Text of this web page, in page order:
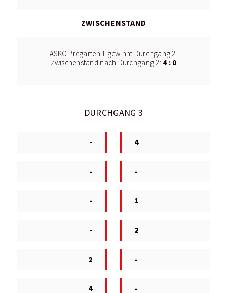
ZWISCHENSTAND
ASKÖ Pregarten 1 gewinnt Durchgang 2.
Zwischenstand nach Durchgang 2: 4 : 0
DURCHGANG 3
- 4
- -
- 1
- 2
2 -
4 -